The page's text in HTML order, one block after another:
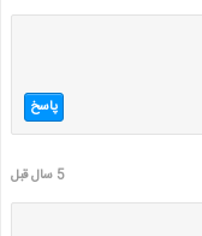
پاسخ
5 سال قبل